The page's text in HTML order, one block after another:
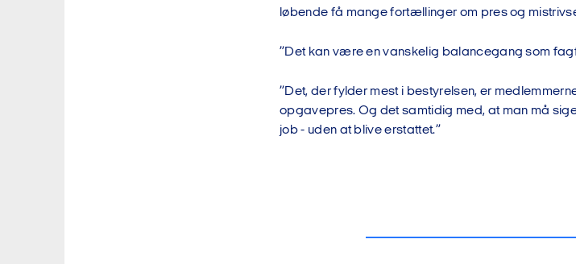
løbende få mange fortællinger om pres og
”Det kan være en vanskelig balancegang som
”Det, der fylder mest i bestyrelsen, er
opgavepres. Og det samtidig med, at man må
job - uden at blive erstattet.”